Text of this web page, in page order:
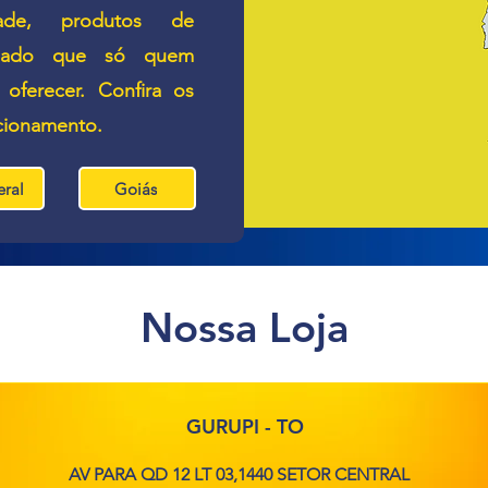
produtos de
que só quem
Confira os
Goiás
Nossa Loja
GURUPI - TO
AV PARA QD 12 LT 03,1440 SETOR CENTRAL